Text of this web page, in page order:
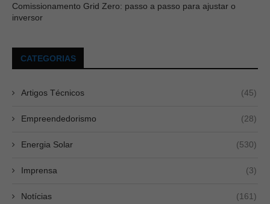
Comissionamento Grid Zero: passo a passo para ajustar o
inversor
CATEGORIAS
Artigos Técnicos (45)
Empreendedorismo (28)
Energia Solar (530)
Imprensa (3)
Notícias (161)